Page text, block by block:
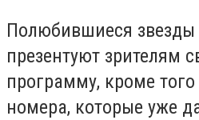
Полюбившиеся звезды
презентуют зрителям
программу, кроме
номера, которые уже